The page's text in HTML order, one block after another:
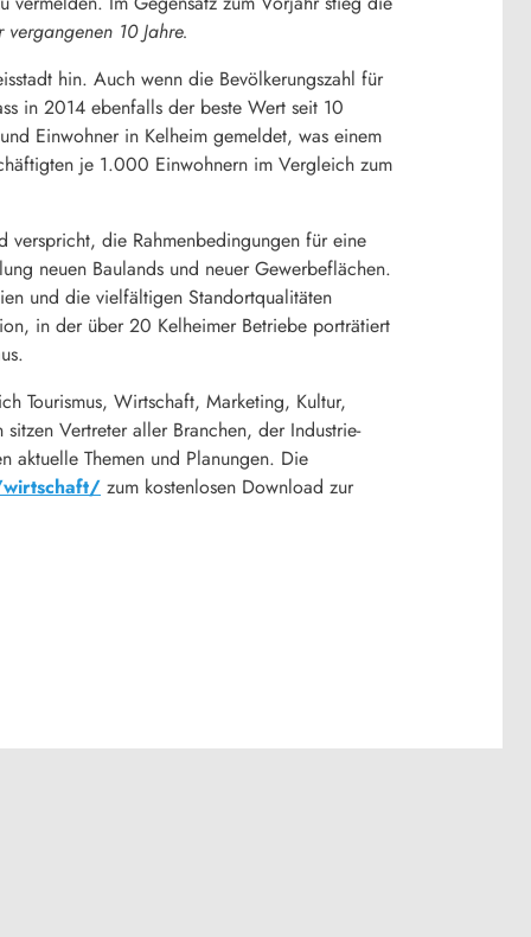
10 Jahre.
hin. Auch wenn die Bevölkerungszahl für
in 2014 ebenfalls der beste Wert seit 10
Einwohner in Kelheim gemeldet, was einem
je 1.000 Einwohnern im Vergleich zum
verspricht, die Rahmenbedingungen für eine
neuen Baulands und neuer Gewerbeflächen.
und die vielfältigen Standortqualitäten
in der über 20 Kelheimer Betriebe porträtiert
Tourismus, Wirtschaft, Marketing, Kultur,
Vertreter aller Branchen, der Industrie-
aktuelle Themen und Planungen. Die
zum kostenlosen Download zur